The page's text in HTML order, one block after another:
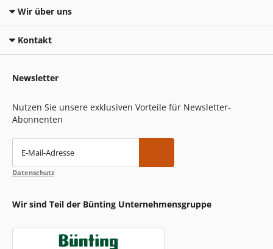
Wir über uns
Kontakt
Newsletter
Nutzen Sie unsere exklusiven Vorteile für Newsletter-
Abonnenten
E-Mail-Adresse
Datenschutz
Wir sind Teil der Bünting Unternehmensgruppe